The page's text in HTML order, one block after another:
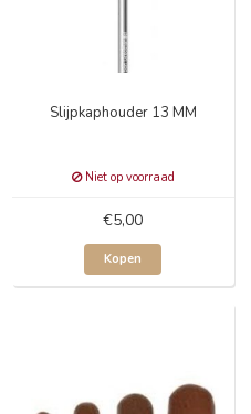
Slijpkaphouder 13 MM
Niet op voorraad
€5,00
Kopen